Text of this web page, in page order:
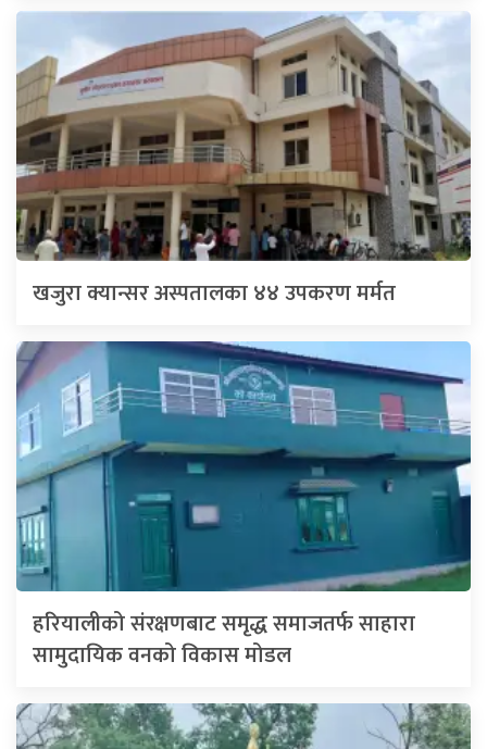
खजुरा क्यान्सर अस्पतालका ४४ उपकरण मर्मत
हरियालीको संरक्षणबाट समृद्ध समाजतर्फ साहारा
सामुदायिक वनको विकास मोडल